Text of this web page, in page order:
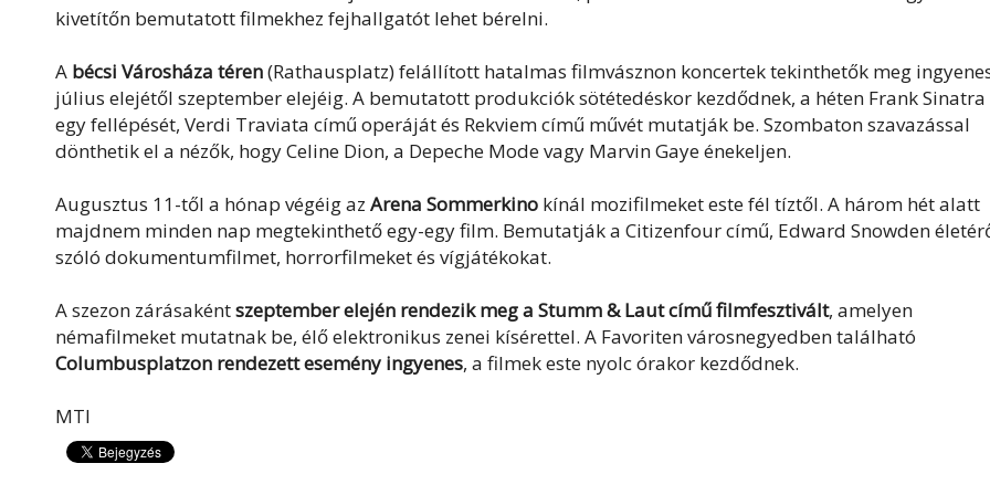
kivetítőn bemutatott filmekhez fejhallgatót lehet bérelni.
A bécsi Városháza téren(Rathausplatz) felállított hatalmas filmvásznon koncertek tekinthetők meg
július elejétől szeptember elejéig. A bemutatott produkciók sötétedéskor kezdődnek, a héten Frank Sinatra
egy fellépését, Verdi Traviata című operáját és Rekviem című művét mutatják be. Szombaton szavazással
dönthetik el a nézők, hogy Celine Dion, a Depeche Mode vagy Marvin Gaye énekeljen.
Augusztus 11-től a hónap végéig az Arena Sommerkino kínál mozifilmeket este fél tíztől. A három hét alatt
majdnem minden nap megtekinthető egy-egy film. Bemutatják a Citizenfour című, Edward Snowden
szóló dokumentumfilmet, horrorfilmeket és vígjátékokat.
A szezon zárásakéntszeptember elején rendezik meg a Stumm & Laut című filmfesztivált, amelyen
némafilmeket mutatnak be, élő elektronikus zenei kísérettel. A Favoriten városnegyedben található
Columbusplatzon rendezett esemény ingyenes, a filmek este nyolc órakor kezdődnek.
MTI